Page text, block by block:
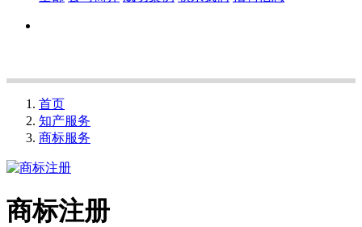
首页
知产服务
商标服务
商标注册